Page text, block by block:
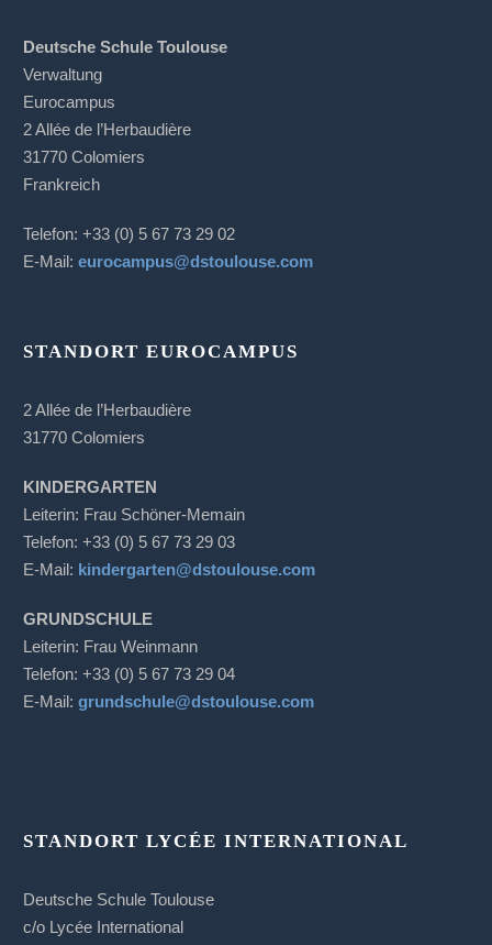
Deutsche Schule Toulouse
Verwaltung
Eurocampus
2 Allée de l’Herbaudière
31770 Colomiers
Frankreich
Telefon: +33 (0) 5 67 73 29 02
E-Mail:eurocampus@dstoulouse.com
STANDORT EUROCAMPUS
2 Allée de l’Herbaudière
31770 Colomiers
KINDERGARTEN
Leiterin: Frau Schöner-Memain
Telefon: +33 (0) 5 67 73 29 03
E-Mail: kindergarten@dstoulouse.com
GRUNDSCHULE
Leiterin: Frau Weinmann
Telefon: +33 (0) 5 67 73 29 04
E-Mail:grundschule@dstoulouse.com
STANDORT LYCÉE INTERNATIONAL
Deutsche Schule Toulouse
c/o Lycée International